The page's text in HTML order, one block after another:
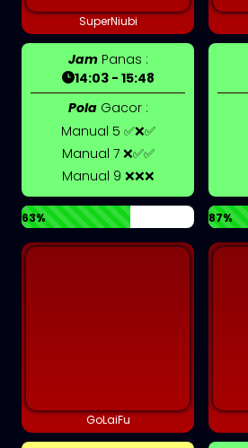
SuperNiubi
JamPanas :
14:03 - 15:48
PolaGacor :
Manual 5 ✅❌✅
Manual 7 ❌✅✅
Manual 9 ❌❌❌
63% 87%
GoLaiFu